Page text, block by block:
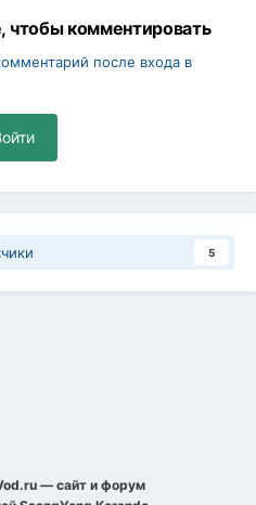
чтобы комментировать
после входа в
5
— сайт и форум